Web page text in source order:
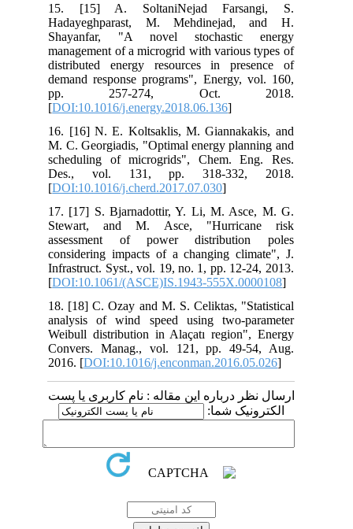
15. [15] A. SoltaniNejad Farsangi, S.
Hadayeghparast, M. Mehdinejad, and H.
Shayanfar, "A novel stochastic energy
management of a microgrid with various types of
distributed energy resources in presence of
demand response programs", Energy, vol. 160,
pp. 257-274, Oct. 2018.
[DOI:10.1016/j.energy.2018.06.136
16. [16] N. E. Koltsaklis, M. Giannakakis, and
M. C. Georgiadis, "Optimal energy planning and
scheduling of microgrids", Chem. Eng. Res.
Des., vol. 131, pp. 318-332, 2018.
[DOI:10.1016/j.cherd.2017.07.030
17. [17] S. Bjarnadottir, Y. Li, M. Asce, M. G.
Stewart, and M. Asce, "Hurricane risk
assessment of power distribution poles
considering impacts of a changing climate", J.
Infrastruct. Syst., vol. 19, no. 1, pp. 12-24, 2013.
[DOI:10.1061/(ASCE)IS.1943-555X.0000108
18. [18] C. Ozay and M. S. Celiktas, "Statistical
analysis of wind speed using two-parameter
Weibull distribution in Alaçatı region", Energy
Convers. Manag., vol. 121, pp. 49-54, Aug.
2016. [DOI:10.1016/j.enconman.2016.05.026
ارسال نظر درباره این مقاله : نام کاربری یا پست
الکترونیک شما: